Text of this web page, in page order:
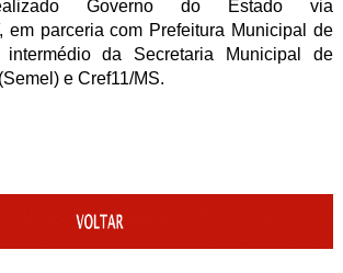
Governo do Estado via
em parceria com Prefeitura Municipal de
intermédio da Secretaria Municipal de
e Cref11/MS.